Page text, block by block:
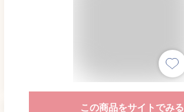
この商品をサイトでみる